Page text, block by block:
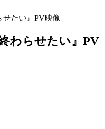
せたい』PV映像
わらせたい』PV